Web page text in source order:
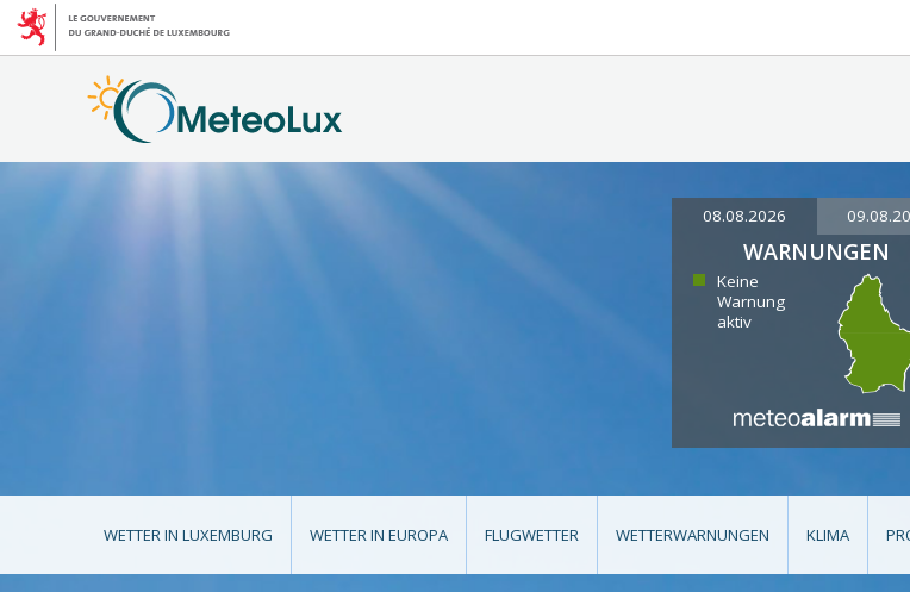
08.08.2026
WARNUNGEN
Keine
Warnung
aktiv
WETTER IN LUXEMBURG WETTER IN EUROPA FLUGWETTER WETTERWARNUNGEN KLIMA